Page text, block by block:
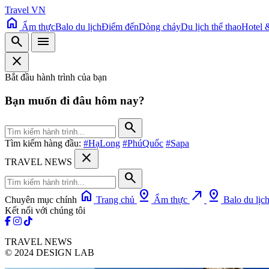
Travel VN
home Ẩm thựcBalo du lịchĐiểm đếnDòng chảyDu lịch thể thaoHotel
search
menu
close
Bắt đầu hành trình của bạn
Bạn muốn đi đâu hôm nay?
search
Tìm kiếm hàng đầu: #HạLong #PhúQuốc #Sapa
TRAVEL NEWS
close
search
Chuyên mục chính home Trang chủ pin_drop Ẩm thực north_east pin_drop Balo du lịch
Kết nối với chúng tôi
TRAVEL NEWS
© 2024 DESIGN LAB